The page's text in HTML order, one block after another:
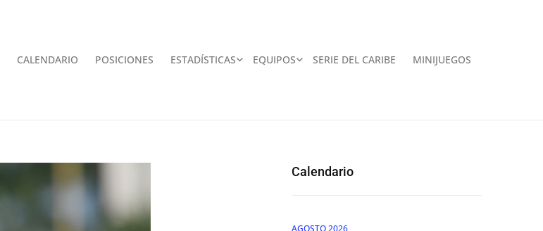
CALENDARIO POSICIONES ESTADÍSTICAS EQUIPOS SERIE DEL CARIBE MINIJUEGOS
Calendario
AGOSTO 2026